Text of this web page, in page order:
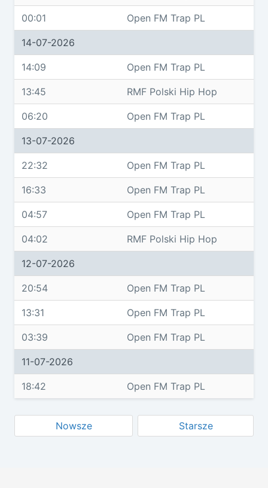
00:01 Open FM Trap PL
14-07-2026
14:09 Open FM Trap PL
13:45 RMF Polski Hip Hop
06:20 Open FM Trap PL
13-07-2026
22:32 Open FM Trap PL
16:33 Open FM Trap PL
04:57 Open FM Trap PL
04:02 RMF Polski Hip Hop
12-07-2026
20:54 Open FM Trap PL
13:31 Open FM Trap PL
03:39 Open FM Trap PL
11-07-2026
18:42 Open FM Trap PL
Nowsze Starsze